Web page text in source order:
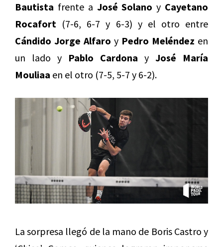
Bautista frente a José Solano y Cayetano
Rocafort (7-6, 6-7 y 6-3) y el otro entre
Cándido Jorge Alfaro y Pedro Meléndez en
un lado y Pablo Cardona y José María
Mouliaa en el otro (7-5, 5-7 y 6-2).
La sorpresa llegó de la mano de Boris Castro y